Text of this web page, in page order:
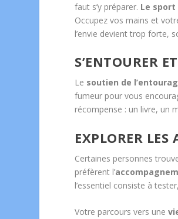
faut s’y préparer. Le sport
Occupez vos mains et
l’envie devient trop forte,
S’ENTOURER
Le soutien de
fumeur pour vous
récompense : un livre, un
EXPLORER LES
Certaines personnes
préfèrent l’
l’essentiel consiste à
Votre parcours vers une